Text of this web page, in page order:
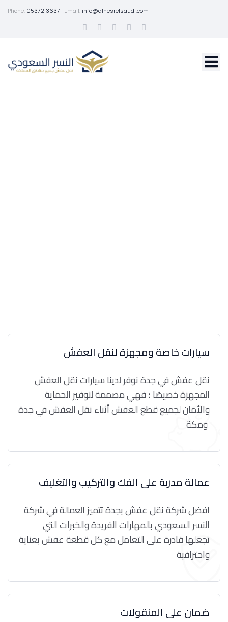
Phone: 0537213637 Email:info@alnesrelsaudi.com
سيارات خاصة ومجهزة لنقل العفش
نقل عفش في جدة نوفر لدينا سيارات نقل العفش
المجهزة خصيصًا ؛ فهي مصممة لتوفير الحماية
والأمان لجميع قطع العفش أثناء نقل العفش في جدة
عمالة مدربة على الفك والتركيب والتغليف
افضل شركة نقل عفش بجدة تتميز العمالة في شركة
النسر السعودي بالمهارات الفريدة والخبرات التي
تجعلها قادرة على التعامل مع كل قطعة عفش بعناية
واحترافية
ضمان على المنقولات